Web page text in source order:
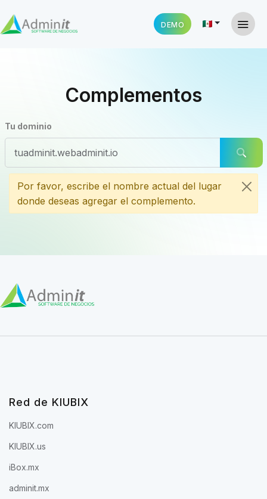
DEMO
Complementos
Tu dominio
Por favor, escribe el nombre actual del lugar
donde deseas agregar el complemento.
Red de KIUBIX
KIUBIX.com
KIUBIX.us
iBox.mx
adminit.mx